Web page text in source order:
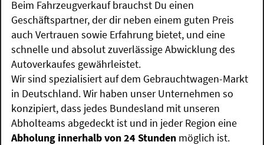
Beim Fahrzeugverkauf brauchst Du einen
Geschäftspartner, der dir neben einem guten Preis
auch Vertrauen sowie Erfahrung bietet, und eine
schnelle und absolut zuverlässige Abwicklung des
Autoverkaufes gewährleistet.
Wir sind spezialisiert auf dem Gebrauchtwagen-Markt
in Deutschland. Wir haben unser Unternehmen so
konzipiert, dass jedes Bundesland mit unseren
Abholteams abgedeckt ist und in jeder Region eine
Abholung innerhalb von 24 Stunden möglich ist.